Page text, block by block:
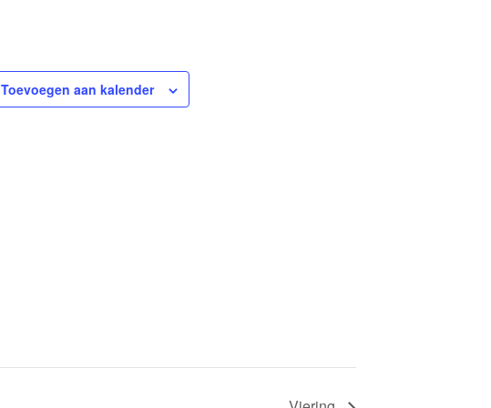
Toevoegen aan kalender